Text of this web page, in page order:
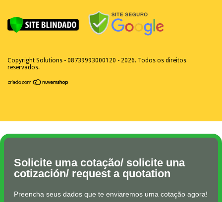
Copyright Solutions - 08739993000120 - 2026. Todos os direitos
reservados.
Solicite uma cotação/ solicite una
cotización/ request a quotation
Preencha seus dados que te enviaremos uma cotação agora!